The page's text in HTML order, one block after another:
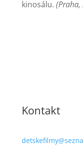
kinosálu. (Praha,
Kontakt